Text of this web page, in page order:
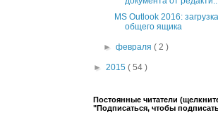
MS Outlook 2016:
общего ящика
►февраля( 2 )
► 2015 ( 54 )
Постоянные читатели
"Подписаться, чтобы